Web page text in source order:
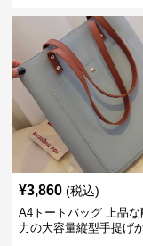
¥3,860 (税込)
A4トートバッグ 上品
力の大容量縦型手提げ